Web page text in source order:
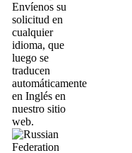
Envíenos su
solicitud en
cualquier
idioma, que
luego se
traducen
automáticamente
en Inglés en
nuestro sitio
web.